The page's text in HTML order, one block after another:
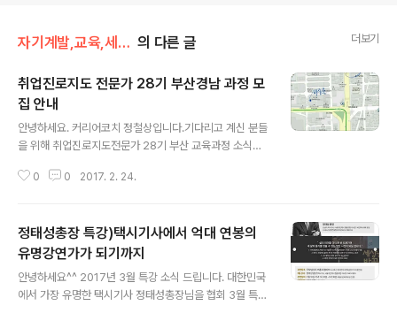
자기계발,교육,세미나 의 다른 글 더보기
취업진로지도 전문가 28기 부산경남 과정 모
집 안내
안녕하세요. 커리어코치 정철상입니다.기다리고 계신 분들
을 위해 취업진로지도전문가 28기 부산 교육과정 소식을
진행하지도 않고도 입소문을 타고 조기 마감되고 있으니
길 권합니다. 저는 취업진로 분야에서만 20여년 가량의 경
력을 거쳐온 이 분야의 실전전문가입니다. 그동안 제가 대
학과 기업에서 강연하고 집필활동을 해오면서 느낀 점은
점점 더 진로와 취업문제가 중요해지고 있다는 사실입니
다. 정규 교육을 진행하고 있는 대학교나 중고등학교 뿐 아
0 0 2017. 2. 24.
정태성총장 특강)택시기사에서 억대 연봉의
유명강연가가 되기까지
안녕하세요^^ 2017년 3월 특강 소식 드립니다. 대한민국
에서 가장 유명한 택시기사 정태성총장님을 협회 3월 특강